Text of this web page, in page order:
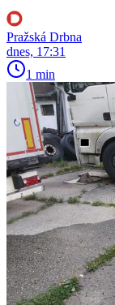
Pražská Drbna
dnes, 17:31
1 min